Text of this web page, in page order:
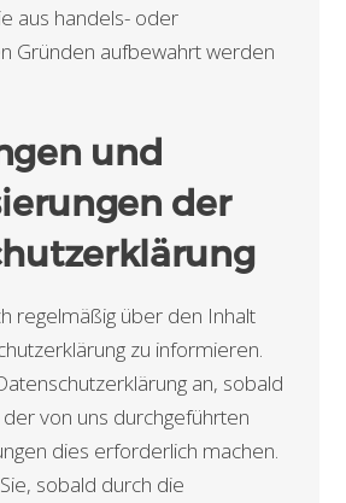
aus handels- oder
Gründen aufbewahrt werden
und
der
regelmäßig über den Inhalt
zu informieren.
an, sobald
von uns durchgeführten
dies erforderlich machen.
sobald durch die